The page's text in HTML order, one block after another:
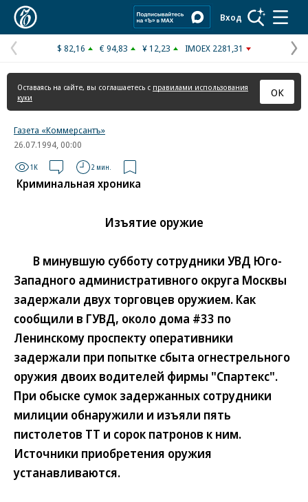
Вход
Предыдущая
страница
$ 82,16 € 94,83 ¥ 12,23 IMOEX 2281,31
Оставаясь на сайте, вы соглашаетесь с правилами использования
куки
ОК
Газета «Коммерсантъ»
26.07.1994, 00:00
1K 2 мин.
Криминальная хроника
Изъятие оружие
В минувшую субботу сотрудники УВД Юго-
Западного административного округа Москвы
задержали двух торговцев оружием. Как
сообщили в ГУВД, около дома #33 по
Ленинскому проспекту оперативники
задержали при попытке сбыта огнестрельного
оружия двоих водителей фирмы "Спартекс".
При обыске сумок задержанных сотрудники
милиции обнаружили и изъяли пять
пистолетов ТТ и сорок патронов к ним.
Источники приобретения оружия
устанавливаются.